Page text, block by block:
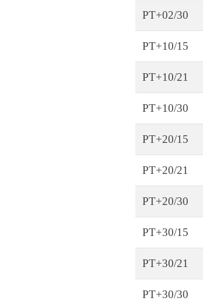
PT+02/30
PT+10/15
PT+10/21
PT+10/30
PT+20/15
PT+20/21
PT+20/30
PT+30/15
PT+30/21
PT+30/30